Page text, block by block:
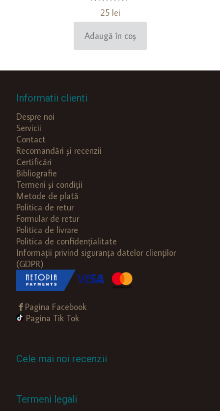
Evaluat la
5.00
din 5
25 lei
Adaugă în coș
Informatii clienti
Despre noi
Servicii
Contact
Recomandări și recenzii
Certificări
Bibliografie
Termeni și condiții
Metode de plată
Politica de retur
Formular de retur
Politica de livrare
Politica de confidențialitate
Informații privind siguranța datelor clienților
(GDPR)
Pagina Facebook
Pagina Tik Tok
Cele mai noi recenzii
Termeni legali